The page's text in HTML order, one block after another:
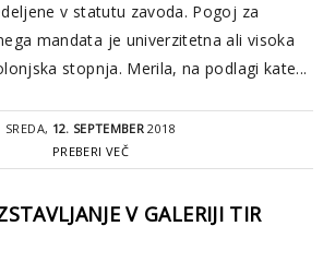
v statutu zavoda. Pogoj za
mandata je univerzitetna ali visoka
stopnja. Merila, na podlagi kate...
SREDA, 12. SEPTEMBER 2018
PREBERI VEČ
V GALERIJI TIR